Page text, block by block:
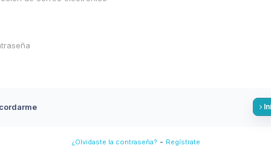
¿Olvidaste la contraseña? - Regístrate